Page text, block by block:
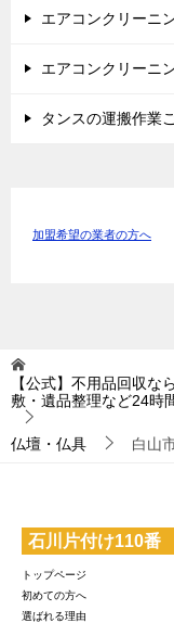
エアコンクリーニ
エアコンクリーニ
タンスの運搬作
加盟希望の業者の方へ
【公式】不用品回収な
敷・遺品整理など24時
仏壇・仏具 白山
石川片付け110番
トップページ
初めての方へ
選ばれる理由